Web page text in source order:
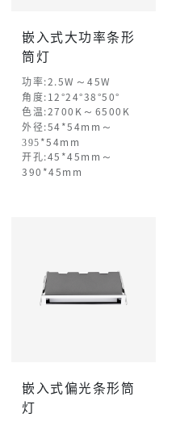
嵌入式大功率条形
筒灯
功率:2.5W ～ 45W
角度:12°24°38°50°
色温:2700K ～ 6500K
外径:54*54mm ～
395 *54mm
开孔:45*45mm ～
390*45mm
嵌入式偏光条形筒
灯